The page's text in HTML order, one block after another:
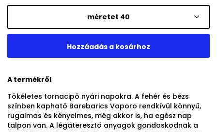
méretet 40
A termékről
Tökéletes tornacipő nyári napokra. A fehér és bézs
színben kapható Barebarics Vaporo rendkívül könnyű,
rugalmas és kényelmes, még akkor is, ha egész nap
talpon van. A légáteresztő anyagok gondoskodnak a